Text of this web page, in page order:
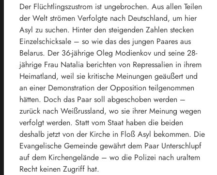
Der Flüchtlingszustrom ist ungebrochen. Aus allen Teilen
der Welt strömen Verfolgte nach Deutschland, um hier
Asyl zu suchen. Hinter den steigenden Zahlen stecken
Einzelschicksale – so wie das des jungen Paares aus
Belarus. Der 36-jährige Oleg Modienkov und seine 28-
jährige Frau Natalia berichten von Repressalien in ihrem
Heimatland, weil sie kritische Meinungen geäußert und
an einer Demonstration der Opposition teilgenommen
hätten. Doch das Paar soll abgeschoben werden –
zurück nach Weißrussland, wo sie ihrer Meinung wegen
verfolgt werden. Statt vom Staat haben die beiden
deshalb jetzt von der Kirche in Floß Asyl bekommen. Die
Evangelische Gemeinde gewährt dem Paar Unterschlupf
auf dem Kirchengelände – wo die Polizei nach uraltem
Recht keinen Zugriff hat.